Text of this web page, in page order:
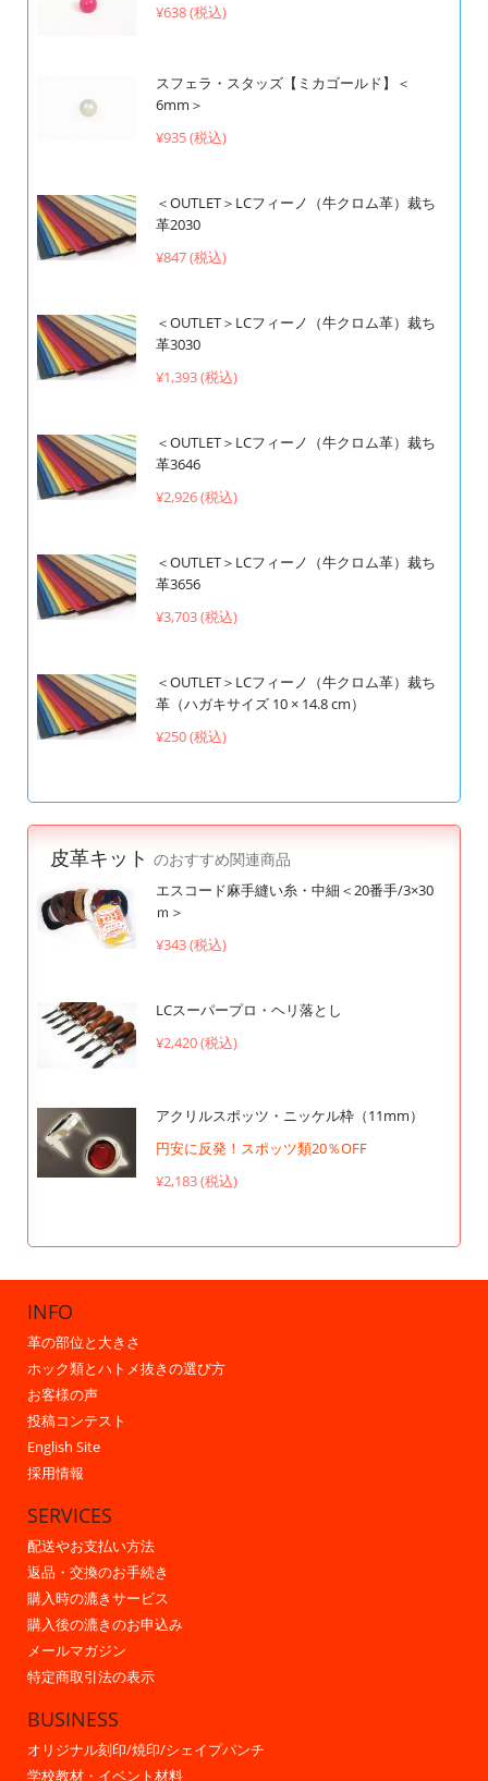
¥638 (税込)
スフェラ・スタッズ【ミカゴールド】＜
6mm＞
¥935 (税込)
＜OUTLET＞LCフィーノ（牛クロム革）裁ち
革2030
¥847 (税込)
＜OUTLET＞LCフィーノ（牛クロム革）裁ち
革3030
¥1,393 (税込)
＜OUTLET＞LCフィーノ（牛クロム革）裁ち
革3646
¥2,926 (税込)
＜OUTLET＞LCフィーノ（牛クロム革）裁ち
革3656
¥3,703 (税込)
＜OUTLET＞LCフィーノ（牛クロム革）裁ち
革（ハガキサイズ 10 × 14.8 cm）
¥250 (税込)
皮革キット のおすすめ関連商品
エスコード麻手縫い糸・中細＜20番手/3×30
ｍ＞
¥343 (税込)
LCスーパープロ・ヘリ落とし
¥2,420 (税込)
アクリルスポッツ・ニッケル枠（11mm）
円安に反発！スポッツ類20％OFF
¥2,183 (税込)
INFO
革の部位と大きさ
ホック類とハトメ抜きの選び方
お客様の声
投稿コンテスト
English Site
採用情報
SERVICES
配送やお支払い方法
返品・交換のお手続き
購入時の漉きサービス
購入後の漉きのお申込み
メールマガジン
特定商取引法の表示
BUSINESS
オリジナル刻印/焼印/シェイプパンチ
学校教材・イベント材料